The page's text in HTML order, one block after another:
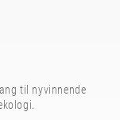
til nyvinnende